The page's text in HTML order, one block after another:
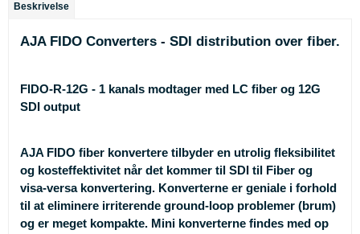
Beskrivelse
AJA FIDO Converters - SDI distribution over fiber.
FIDO-R-12G - 1 kanals modtager med LC fiber og 12G
SDI output
AJA FIDO fiber konvertere tilbyder en utrolig fleksibilitet
og kosteffektivitet når det kommer til SDI til Fiber og
visa-versa konvertering. Konverterne er geniale i forhold
til at eliminere irriterende ground-loop problemer (brum)
og er meget kompakte. Mini konverterne findes med op